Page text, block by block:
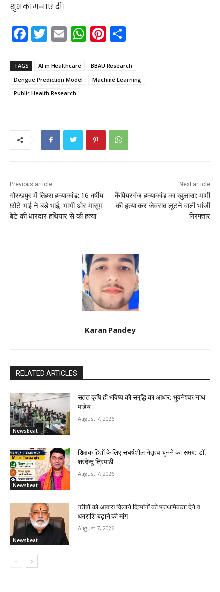
शुभकामनाएं दीं।
F
a
c
e
b
T
w
itt
er
E
m
ai
l
W
h
a
ts
p
Pi
nt
er
e
ar
e
TAGS AI in Healthcare
BBAU Research
Dengue Prediction Model
Machine Learning
Public Health Research
Previous article
गोरखपुर में तिहरा हत्याकांड: 16 वर्षीय
छोटे भाई ने बड़े भाई, भाभी और मासूम
बेटे की धारदार हथियार से की हत्या
Next article
कैंपियरगंज हत्याकांड का खुलासा: मामी
की हत्या कर जेवरात लूटने वाली भांजी
गिरफ्तार
Karan Pandey
RELATED ARTICLES
Newsbeat
सतत कृषि ही भविष्य की समृद्धि का आधार: भुवनेश्वर नाथ
पांडेय
August 7, 2026
Newsbeat
शिक्षक हितों के लिए संघर्षशील नेतृत्व चुनने का समय: डॉ.
शरदेन्दु त्रिपाठी
August 7, 2026
Newsbeat
गरीबों को आवास दिलाने दिव्यांगों को प्राथमिकता देने व
धनराशि बढ़ाने की मांग
August 7, 2026